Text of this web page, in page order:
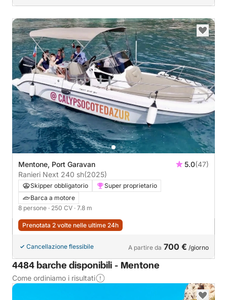
Mentone, Port Garavan 5.0(47)
Ranieri Next 240 sh(2025)
Skipper obbligatorio
Super proprietario
Barca a motore
8 persone · 250 CV · 7.8 m
Prenotata 2 volte nelle ultime 24h
Cancellazione flessibile A partire da 700 € /giorno
4484 barche disponibili - Mentone
Come ordiniamo i risultati